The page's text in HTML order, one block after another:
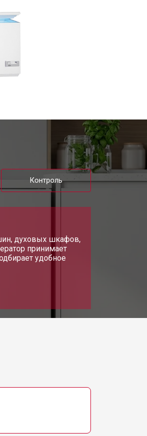
Контроль
духовых шкафов,
принимает
удобное